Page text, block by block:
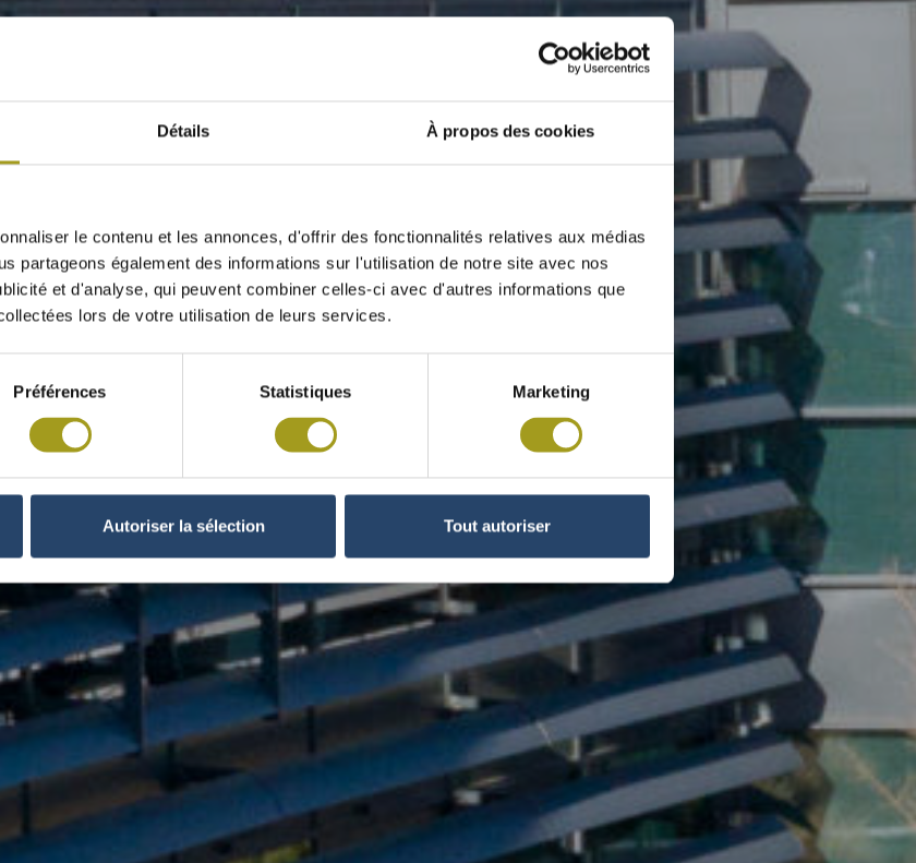
Détails À propos des cookies
le contenu et les annonces, d'offrir des fonctionnalités relatives aux médias
partageons également des informations sur l'utilisation de notre site avec nos
et d'analyse, qui peuvent combiner celles-ci avec d'autres informations que
lors de votre utilisation de leurs services.
Préférences Statistiques Marketing
Autoriser la sélection Tout autoriser